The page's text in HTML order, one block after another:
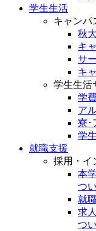
学生生活
キャンパ
秋
キ
サ
キ
学生生活
学
ア
寮･
学
就職支援
採用・イ
本
つ
就
求
つ